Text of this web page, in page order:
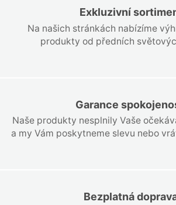
Exkluzivní
Na našich stránkách nabízíme
produkty od předních
Garance
Naše produkty nesplnily Vaše
a my Vám poskytneme slevu nebo
Bezplatná